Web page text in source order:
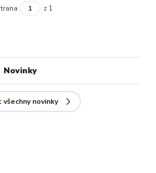
z 1
Novinky
novinky